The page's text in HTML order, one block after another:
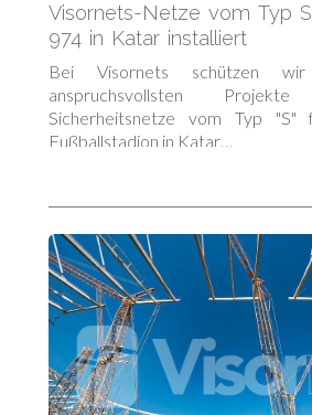
Visornets-Netze vom Typ
974 in Katar installiert
Bei Visornets schützen
anspruchsvollsten
Sicherheitsnetze vom Typ "S"
Fußballstadion in Katar…